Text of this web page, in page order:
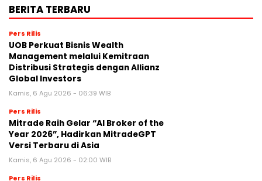
BERITA TERBARU
Pers Rilis
UOB Perkuat Bisnis Wealth
Management melalui Kemitraan
Distribusi Strategis dengan Allianz
Global Investors
Kamis, 6 Agu 2026 - 06:39 WIB
Pers Rilis
Mitrade Raih Gelar “AI Broker of the
Year 2026”, Hadirkan MitradeGPT
Versi Terbaru di Asia
Kamis, 6 Agu 2026 - 02:00 WIB
Pers Rilis